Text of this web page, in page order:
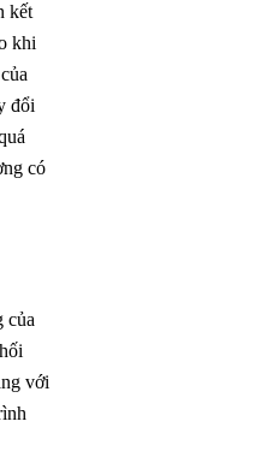
kết
khi
đổi
có
của
với